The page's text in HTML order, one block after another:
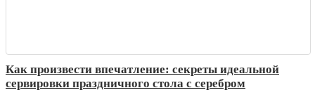
Как произвести впечатление: секреты идеальной
сервировки праздничного стола с серебром